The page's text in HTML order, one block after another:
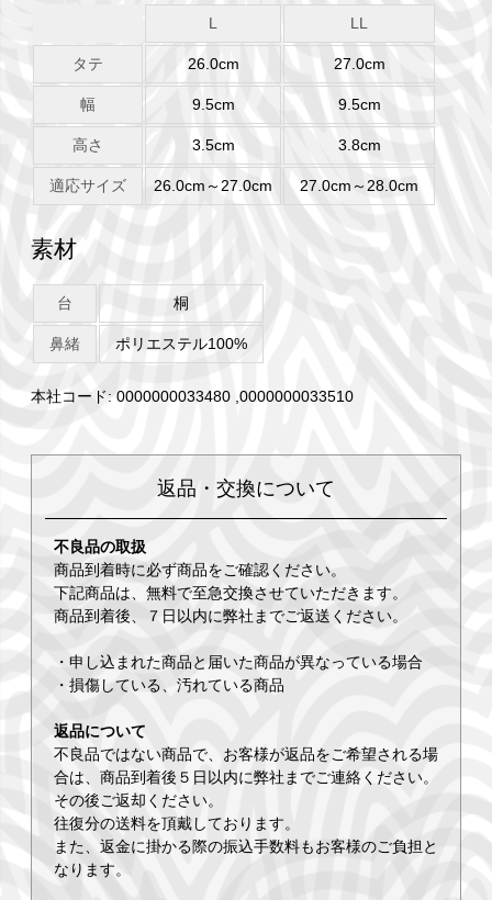
L LL
タテ 26.0cm 27.0cm
幅 9.5cm 9.5cm
高さ 3.5cm 3.8cm
適応サイズ 26.0cm～27.0cm 27.0cm～28.0cm
素材
台 桐
鼻緒 ポリエステル100%
本社コード: 0000000033480 ,0000000033510
返品・交換について
不良品の取扱
商品到着時に必ず商品をご確認ください。
下記商品は、無料で至急交換させていただきます。
商品到着後、７日以内に弊社までご返送ください。
・申し込まれた商品と届いた商品が異なっている場合
・損傷している、汚れている商品
返品について
不良品ではない商品で、お客様が返品をご希望される場
合は、商品到着後５日以内に弊社までご連絡ください。
その後ご返却ください。
往復分の送料を頂戴しております。
また、返金に掛かる際の振込手数料もお客様のご負担と
なります。